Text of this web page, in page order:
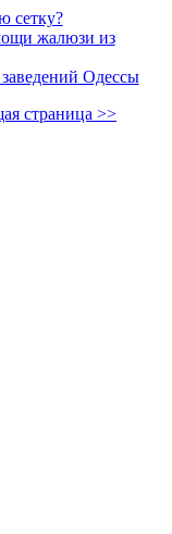
сетку?
жалюзи из
Одессы
страница >>